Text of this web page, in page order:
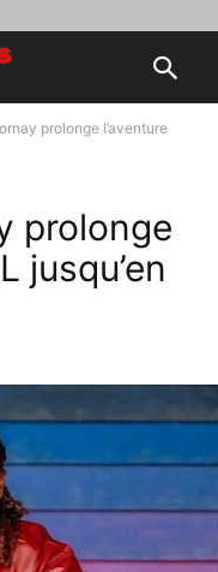
prolonge l’aventure
prolonge
jusqu’en